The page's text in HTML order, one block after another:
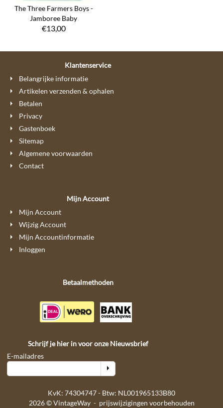
The Three Farmers Boys -
Jamboree Baby
€13,00
Klantenservice
Belangrijke informatie
Artikelen verzenden & ophalen
Betalen
Privacy
Gastenboek
Sitemap
Algemene voorwaarden
Contact
Mijn Account
Mijn Account
Wijzig Account
Mijn Accountinformatie
Inloggen
Betaalmethoden
Schrijf je hier in voor onze Nieuwsbrief
E-mailadres
KvK: 74304747 - Btw: NL001965133B80
2026 © VintageWay - prijswijzigingen voorbehouden